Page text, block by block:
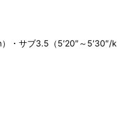
・サブ3.5（5′20″～5′30″/k